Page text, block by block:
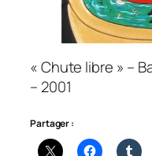
« Chute libre » –
– 2001
Partager :